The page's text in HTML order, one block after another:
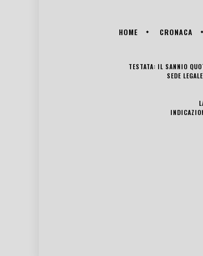
HOME CRONACA
TESTATA: IL SANNIO
SEDE